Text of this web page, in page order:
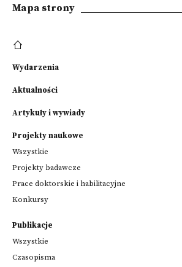
Mapa strony
Wydarzenia
Aktualności
Artykuły i wywiady
Projekty naukowe
Wszystkie
Projekty badawcze
Prace doktorskie i habilitacyjne
Konkursy
Publikacje
Wszystkie
Czasopisma